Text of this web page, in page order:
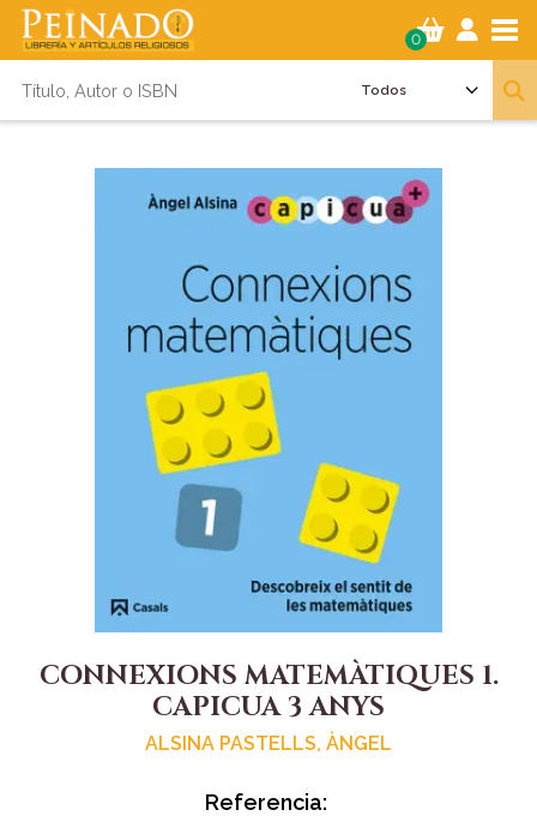
0
CONNEXIONS MATEMÀTIQUES 1.
CAPICUA 3 ANYS
ALSINA PASTELLS, ÀNGEL
Referencia: